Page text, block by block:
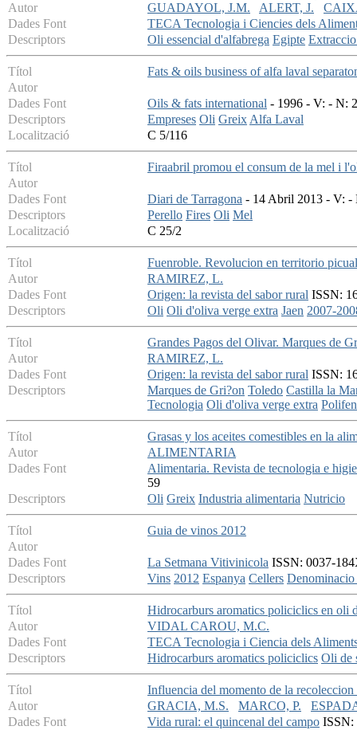
Autor
GUADAYOL, J.M. ALERT, J.
Dades Font
TECA Tecnologia i Ciencies dels
Descriptors
Oli essencial d'alfabrega Egipte
Títol
Fats & oils business of alfa laval
Autor
Dades Font
Oils & fats international - 1996 - V: - N:
Descriptors
Empreses Oli GreixAlfa Laval
Localització
C 5/116
Títol
Firaabril promou el consum de la mel i
Autor
Dades Font
Diari de Tarragona - 14 Abril 2013 - V: -
Descriptors
Perello Fires Oli Mel
Localització
C 25/2
Títol
Fuenroble. Revolucion en territorio picual
Autor
RAMIREZ, L.
Dades Font
Origen: la revista del sabor rural ISSN:
Descriptors
Oli Oli d'oliva verge extra Jaen 2007-
Títol
Grandes Pagos del Olivar. Marques de
Autor
RAMIREZ, L.
Dades Font
Origen: la revista del sabor rural ISSN:
Descriptors
Marques de Gri?on Toledo Castilla la
Tecnologia Oli d'oliva verge extra
Títol
Grasas y los aceites comestibles en la
Autor
ALIMENTARIA
Dades Font
Alimentaria. Revista de tecnologia e
59
Descriptors
Oli Greix Industria alimentaria Nutricio
Títol
Guia de vinos 2012
Autor
Dades Font
La Setmana Vitivinicola ISSN: 0037-
Descriptors
Vins 2012 Espanya Cellers
Títol
Hidrocarburs aromatics policiclics en oli
Autor
VIDAL CAROU, M.C.
Dades Font
TECA Tecnologia i Ciencia dels
Descriptors
Hidrocarburs aromatics policiclics Oli de
Títol
Influencia del momento de la
Autor
GRACIA, M.S. MARCO, P.
Dades Font
Vida rural: el quincenal del campo ISSN: